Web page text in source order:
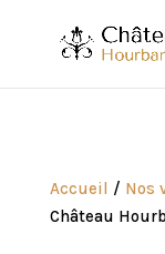
Accueil / Nos
Château